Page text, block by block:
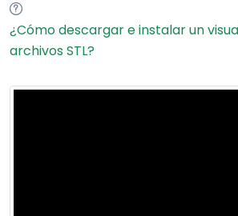
¿Cómo descargar e instalar un
archivos STL?